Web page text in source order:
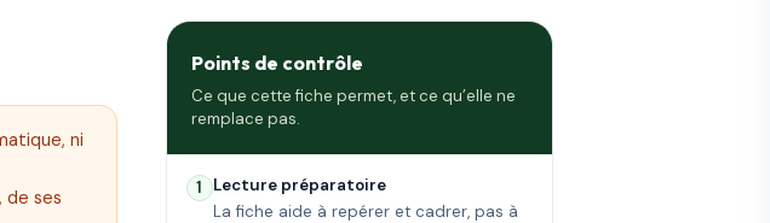
ni
de ses
Points de contrôle
Ce que cette fiche permet, et ce qu’elle ne
remplace pas.
1 Lecture préparatoire
La fiche aide à repérer et cadrer, pas à